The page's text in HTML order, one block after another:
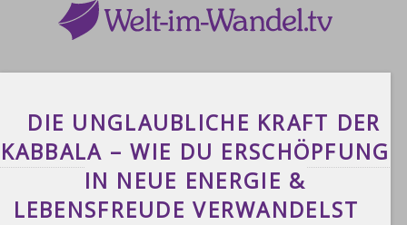
DIE UNGLAUBLICHE KRAFT DER
KABBALA – WIE DU ERSCHÖPFUNG
IN NEUE ENERGIE &
LEBENSFREUDE VERWANDELST